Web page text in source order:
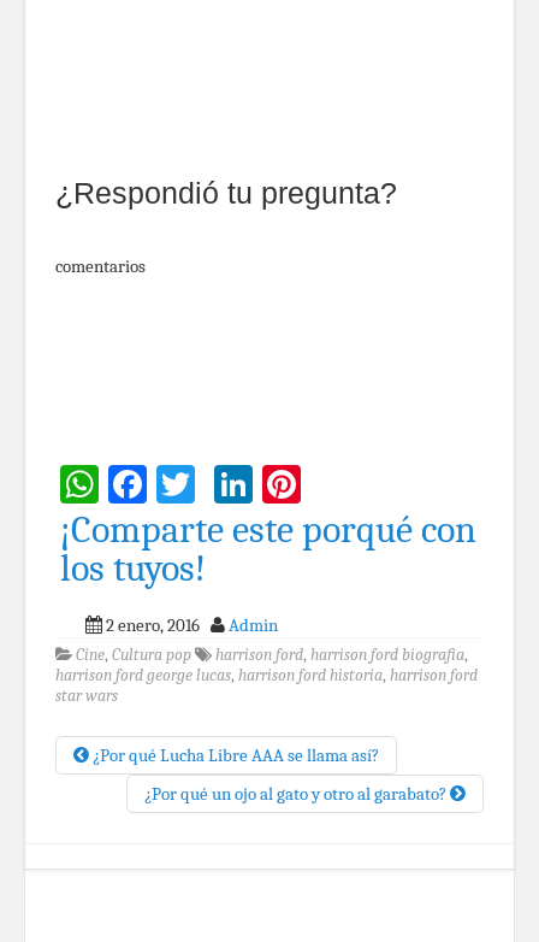
¿Respondió tu pregunta?
comentarios
WhatsApp
Facebook
TwitterLinkedIn
¡Comparte este porqué con
los tuyos!
2 enero, 2016 Admin
Cine, Cultura pop harrison ford, harrison ford biografia,
harrison ford george lucas, harrison ford historia, harrison ford
star wars
¿Por qué Lucha Libre AAA se llama así?
¿Por qué un ojo al gato y otro al garabato?